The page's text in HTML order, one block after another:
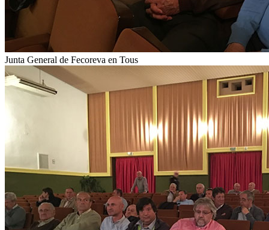
Junta General de Fecoreva en Tous